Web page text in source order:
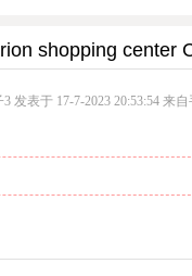
shopping center
3 发表于 17-7-2023 20:53:54 来自